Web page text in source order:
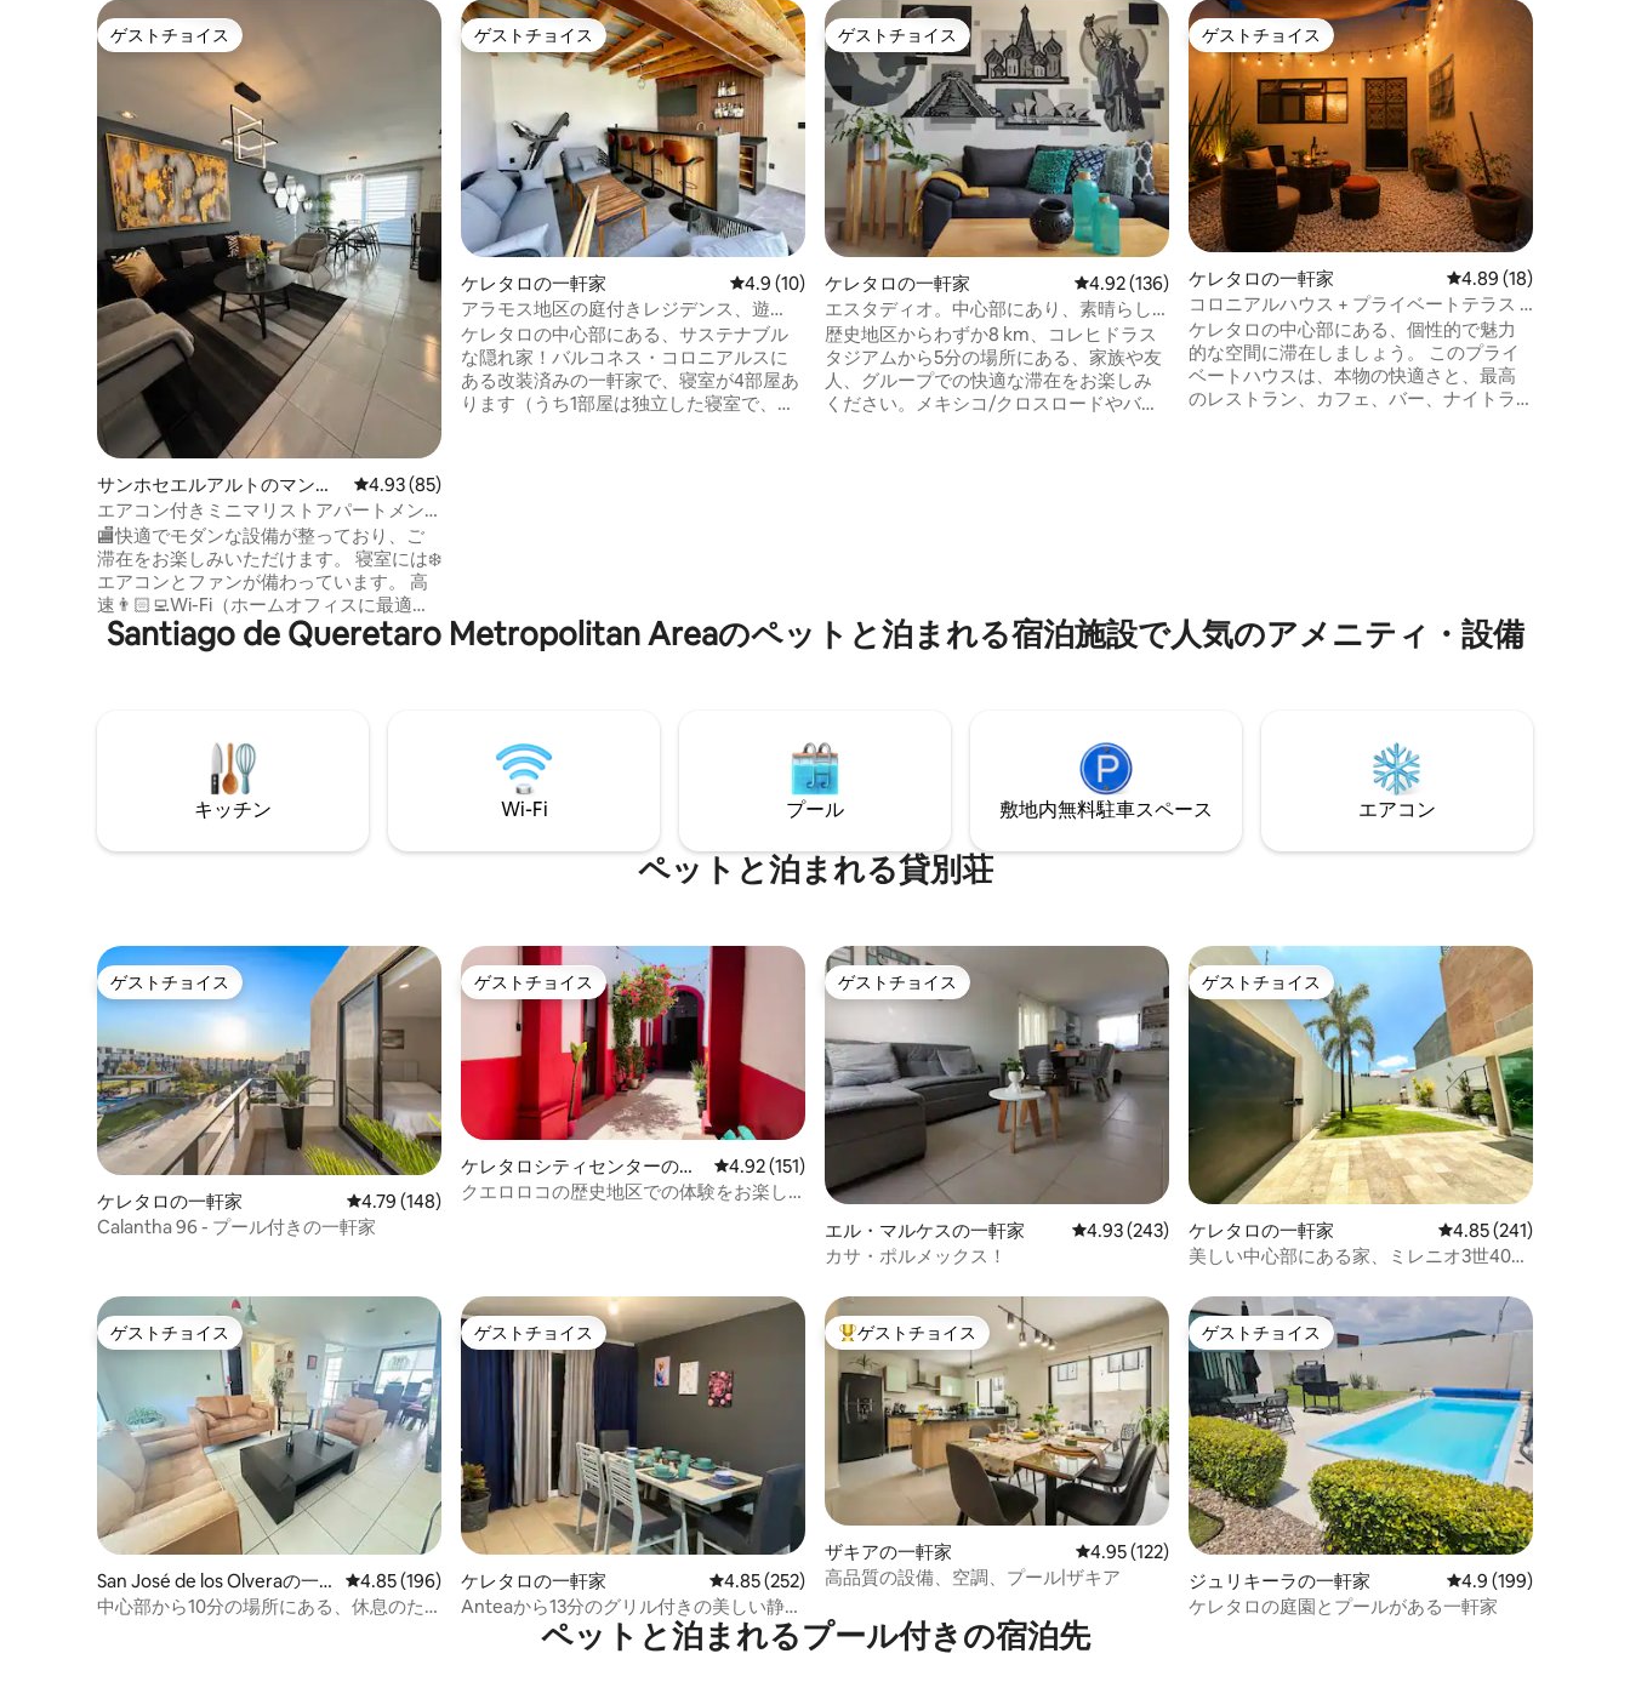
ゲストチョイス
ゲストチョイス
サンホセエルアルトのマンシ
ョン・アパート
レビュー85件、5つ星中4.93つ星の平均評価
4.93 (85)
エアコン付きミニマリストアパートメン
ト | 請求書発行
🏬快適でモダンな設備が整っており、ご
滞在をお楽しみいただけます。 寝室には❄️
エアコンとファンが備わっています。 高
速👨🏻‍💻Wi-Fi（ホームオフィスに最適）
無料の専用駐車スペース🚘2台分。 24時間
365日👮🏻‍♂️セキュリティガード。 調理🍽️器
テレトン、IMSS病院、ジバタ、ザキア、
レフュージオまで10分。 アンテア、パセ
オ・クエロ、アップタウン、ラ・コメ
ル、HEB、ウォルマート、レストランから
10分。
ゲストチョイス
ゲストチョイス
ケレタロの一軒家 レビュー10件、5つ星中4.9つ星の平均評価
4.9 (10)
アラモス地区の庭付きレジデンス、遊
具、バー
ケレタロの中心部にある、サステナブル
な隠れ家！バルコネス・コロニアルスに
ある改装済みの一軒家で、寝室が4部屋あ
ります（うち1部屋は独立した寝室で、専
ゲストチョイス
ゲストチョイス
ケレタロの一軒家 レビュー136件、5つ星中4.92つ星の平均評価
4.92 (136)
エスタディオ。中心部にあり、素晴らし
いデザイン、Wi-Fi、Netflix
歴史地区からわずか8 km、コレヒドラス
タジアムから5分の場所にある、家族や友
人、グループでの快適な滞在をお楽しみ
ください。メキシコ/クロスロードやバス
食べ物など、きっとご満足いただけま
す。
ゲストチョイス
ゲストチョイス
ケレタロの一軒家 レビュー18件、5つ
4.89 (18)
コロニアルハウス + プライベートテラス |
セントロ QRO
ケレタロの中心部にある、個性的で魅力
的な空間に滞在しましょう。 このプライ
ベートハウスは、本物の快適さと、最高
のレストラン、カフェ、バー、ナイトラ
Santiago de Queretaro Metropolitan Areaのペットと泊まれる宿泊施設で人気のアメニティ・設備
キッチン Wi-Fi プール 敷地内無料駐⁠車ス⁠ペ⁠ー⁠ス エアコン
ペットと泊まれる貸別荘
ゲストチョイス
ゲストチョイス
ケレタロの一軒家 レビュー148件、5つ星中4.79つ星の平均評価
4.79 (148)
Calantha 96 - プール付きの一軒家
ゲストチョイス
ゲストチョイス
ケレタロシティセンターの一
軒家
レビュー151件、5つ星中4.92つ星の平均評価
4.92 (151)
クエロロコの歴史地区での体験をお楽し
ゲストチョイス
ゲストチョイス
エル・マルケスの一軒家 レビュー243件、5つ星中4.93つ星の平均評価
4.93 (243)
カサ・ポルメックス！
ゲストチョイス
ゲストチョイス
ケレタロの一軒家 レビュー241件、5つ
4.85 (241)
美しい中心部にある家、ミレニオ3世400
ゲストチョイス
ゲストチョイス
San José de los Olveraの一
軒家
レビュー196件、5つ星中4.85つ星の平均評価
4.85 (196)
中心部から10分の場所にある、休息のた
ゲストチョイス
ゲストチョイス
ケレタロの一軒家 レビュー252件、5つ星中4.85つ星の平均評価
4.85 (252)
Anteaから13分のグリル付きの美しい静か
大好評のゲストチョイスです。
ゲストチョイス
ザキアの一軒家 レビュー122件、5つ星中4.95つ星の平均評価
4.95 (122)
高品質の設備、空調、プール|ザキア
ゲストチョイス
ゲストチョイス
ジュリキーラの一軒家 レビュー199件、5つ
4.9 (199)
ケレタロの庭園とプールがある一軒家
ペットと泊まれるプール付きの宿泊先